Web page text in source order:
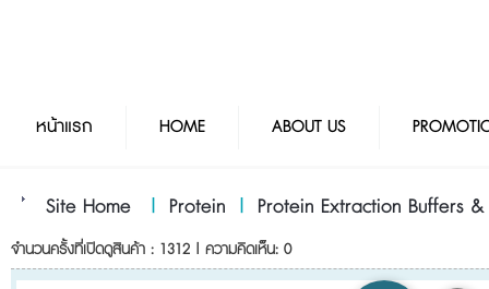
หน้าแรก HOME ABOUT US
Site Home | Protein | Protein Extraction Buffers
จำนวนครั้งที่เปิดดูสินค้า : 1312 | ความคิดเห็น: 0